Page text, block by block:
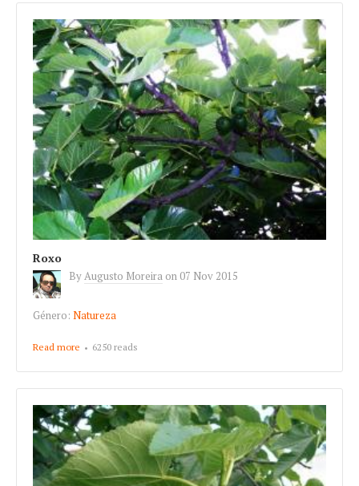
Roxo
ByAugusto Moreira on 07 Nov 2015
Género: Natureza
Read more about Roxo
6250 reads